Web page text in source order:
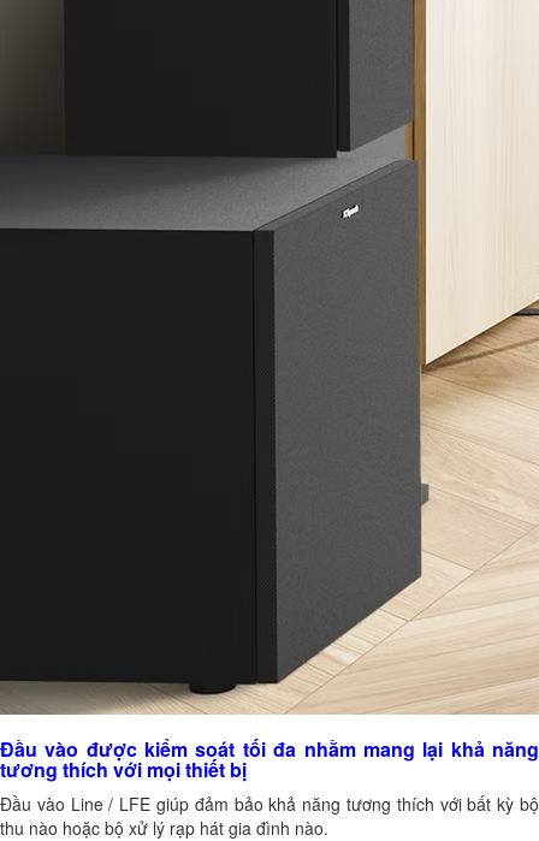
Đầu vào được kiểm soát tối đa nhằm mang lại khả năng
tương thích với mọi thiết bị
Đầu vào Line / LFE giúp đảm bảo khả năng tương thích với bất kỳ bộ
thu nào hoặc bộ xử lý rạp hát gia đình nào.